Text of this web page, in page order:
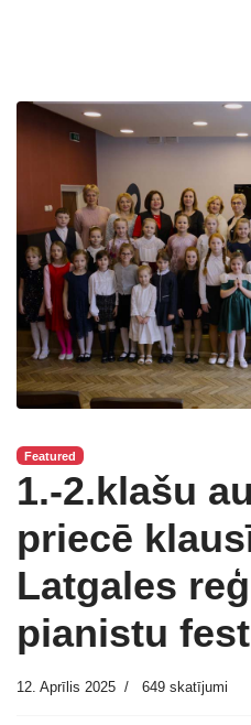
Featured
1.-2.klašu
priecē
Latgales
pianistu
12. Aprīlis 2025 649 skatījumi